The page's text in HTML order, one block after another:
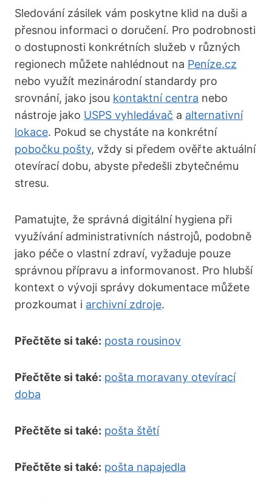
Sledování zásilek vám poskytne klid na duši a
přesnou informaci o doručení. Pro podrobnosti
o dostupnosti konkrétních služeb v různých
regionech můžete nahlédnout na Peníze.cz
nebo využít mezinárodní standardy pro
srovnání, jako jsou kontaktní centra nebo
nástroje jako USPS vyhledávač a alternativní
lokace. Pokud se chystáte na konkrétní
pobočku pošty, vždy si předem ověřte aktuální
otevírací dobu, abyste předešli zbytečnému
stresu.
Pamatujte, že správná digitální hygiena při
využívání administrativních nástrojů, podobně
jako péče o vlastní zdraví, vyžaduje pouze
správnou přípravu a informovanost. Pro hlubší
kontext o vývoji správy dokumentace můžete
prozkoumat i archivní zdroje.
Přečtěte si také: posta rousinov
Přečtěte si také: pošta moravany otevírací
doba
Přečtěte si také: pošta štětí
Přečtěte si také: pošta napajedla